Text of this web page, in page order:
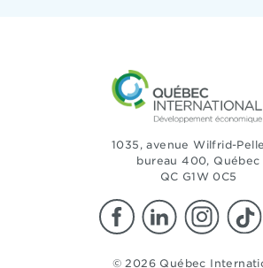
1035, avenue Wilfrid-
bureau 400, Québec
QC G1W 0C5
© 2026 Québec